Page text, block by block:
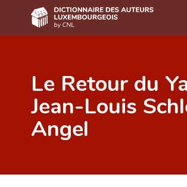
Auteur(e)s A-Z
Recherche avancée
Foire aux questions
Équipe scientifique
Le Retour du
Jean-Louis
Angel